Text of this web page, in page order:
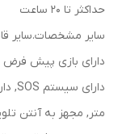
حداکثر تا 20 ساعت
سایر مشخصات.سایر
متر, مجهز به آنتن